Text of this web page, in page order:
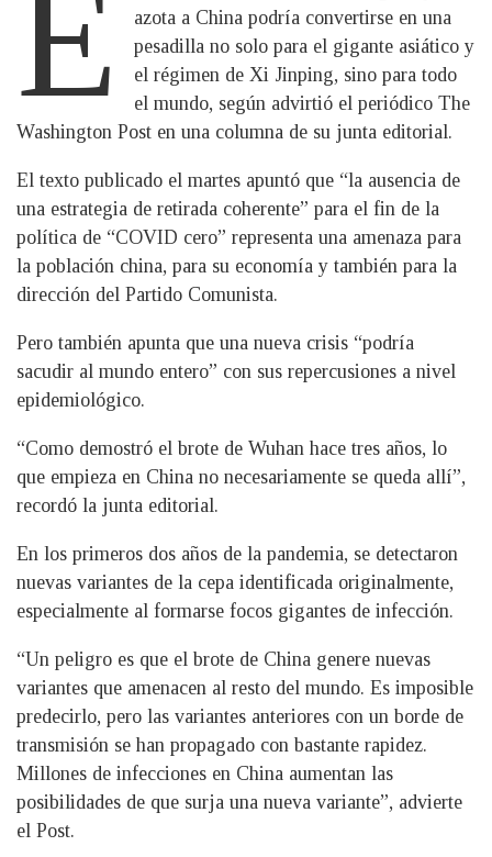
E
azota a China podría convertirse en una
pesadilla no solo para el gigante asiático y
el régimen de Xi Jinping, sino para todo
el mundo, según advirtió el periódico The
Washington Post en una columna de su junta editorial.
El texto publicado el martes apuntó que “la ausencia de
una estrategia de retirada coherente” para el fin de la
política de “COVID cero” representa una amenaza para
la población china, para su economía y también para la
dirección del Partido Comunista.
Pero también apunta que una nueva crisis “podría
sacudir al mundo entero” con sus repercusiones a nivel
epidemiológico.
“Como demostró el brote de Wuhan hace tres años, lo
que empieza en China no necesariamente se queda allí”,
recordó la junta editorial.
En los primeros dos años de la pandemia, se detectaron
nuevas variantes de la cepa identificada originalmente,
especialmente al formarse focos gigantes de infección.
“Un peligro es que el brote de China genere nuevas
variantes que amenacen al resto del mundo. Es imposible
predecirlo, pero las variantes anteriores con un borde de
transmisión se han propagado con bastante rapidez.
Millones de infecciones en China aumentan las
posibilidades de que surja una nueva variante”, advierte
el Post.